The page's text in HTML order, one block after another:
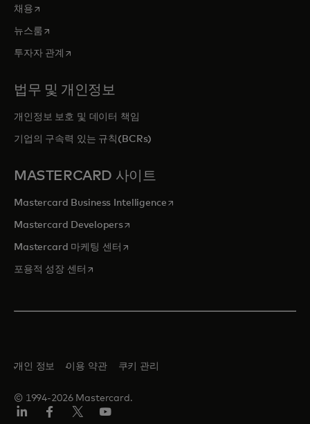
채용새 탭에서 열림
뉴스룸새 탭에서 열림
투자자 관계 새 탭에서 열림
법무 및 개인정보
개인정보 보호 및 데이터 책임
기업의 구속력 있는 규칙(BCRs)
MASTERCARD 사이트
Mastercard Business Intelligence새 탭에서 열림
Mastercard Developers새 탭에서 열림
Mastercard 마케팅 센터 새 탭에서 열림
포용적 성장 센터 새 탭에서 열림
© 1994-2026 Mastercard.
개인 정보 이용 약관 쿠키 관리